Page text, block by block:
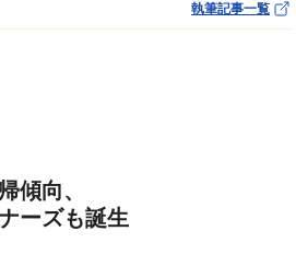
執筆記事一覧
傾向、
ーズも誕生